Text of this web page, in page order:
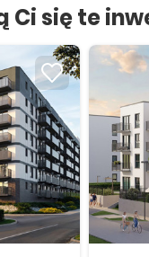
Ci się te